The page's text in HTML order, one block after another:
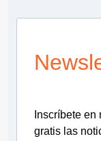
Inscríbete
gratis las